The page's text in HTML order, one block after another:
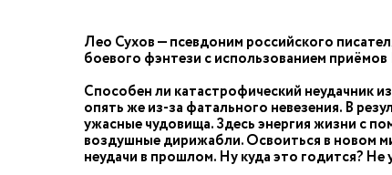
Лео Сухов — псевдоним российского
боевого фэнтези с использованием
Способен ли катастрофический неудачник
опять же из-за фатального невезения. В
ужасные чудовища. Здесь энергия жизни с
воздушные дирижабли. Освоиться в новом
неудачи в прошлом. Ну куда это годится? Не